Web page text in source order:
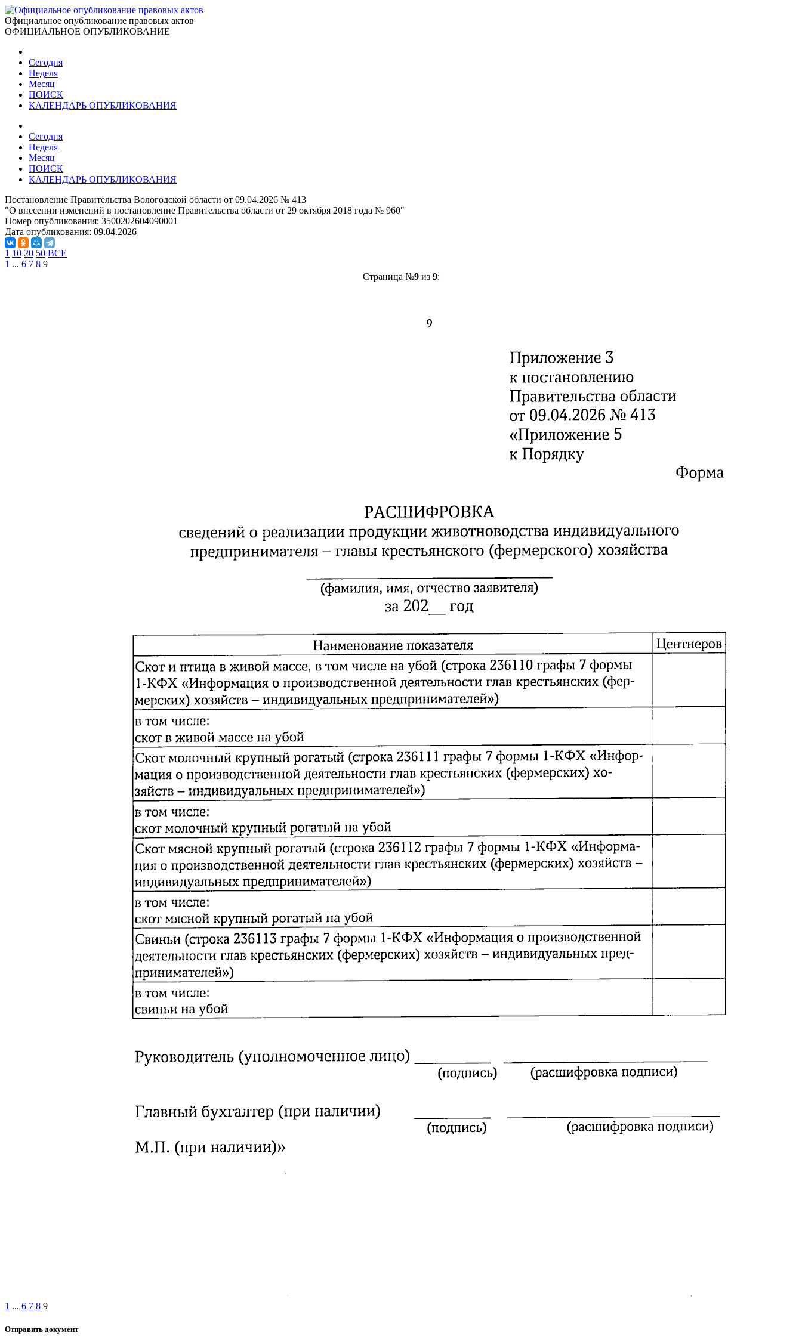
Официальное опубликование правовых актов
ОФИЦИАЛЬНОЕ ОПУБЛИКОВАНИЕ
Сегодня
Неделя
Месяц
ПОИСК
КАЛЕНДАРЬ ОПУБЛИКОВАНИЯ
Сегодня
Неделя
Месяц
ПОИСК
КАЛЕНДАРЬ ОПУБЛИКОВАНИЯ
Постановление Правительства Вологодской области от 09.04.2026 № 413
"О внесении изменений в постановление Правительства области от 29 октября 2018 года № 960"
Номер опубликования: 3500202604090001
Дата опубликования: 09.04.2026
1 10 20 50 ВСЕ
1 ... 6 7 8 9
Страница №9из 9:
1 ... 6 7 8 9
Отправить документ